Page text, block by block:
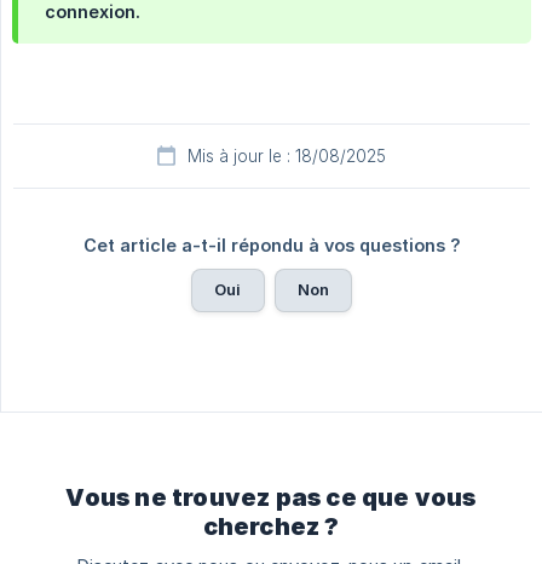
connexion.
Mis à jour le : 18/08/2025
Cet article a-t-il répondu à vos questions ?
Oui Non
Vous ne trouvez pas ce que vous
cherchez ?